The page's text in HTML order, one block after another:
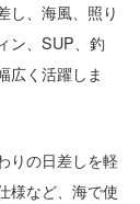
し、海風、照り
ン、SUP、釣
広く活躍しま
りの日差しを軽
様など、海で使